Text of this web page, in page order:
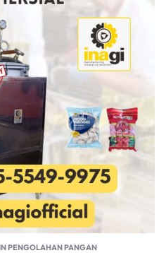
PENGOLAHAN PANGAN